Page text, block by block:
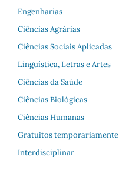
Engenharias
Ciências Agrárias
Ciências Sociais Aplicadas
Linguística, Letras e Artes
Ciências da Saúde
Ciências Biológicas
Ciências Humanas
Gratuitos temporariamente
Interdisciplinar